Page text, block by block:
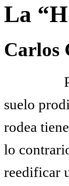
La
Carlos
suelo
rodea
lo
reedificar